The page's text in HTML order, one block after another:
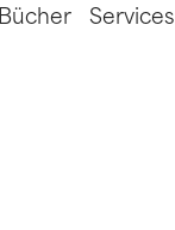
Bücher Services